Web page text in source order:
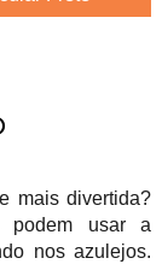
mais divertida?
podem usar a
nos azulejos.